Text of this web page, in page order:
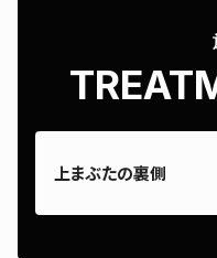
上まぶたの裏側